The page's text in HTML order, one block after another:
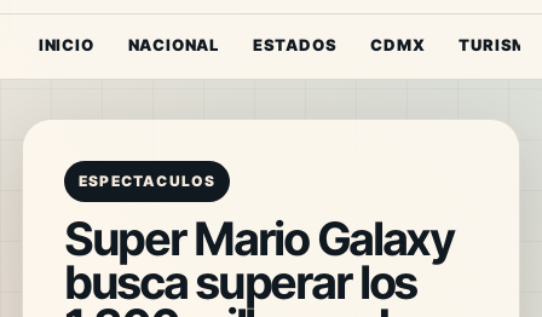
INICIO NACIONAL ESTADOS CDMX TURISMO
ESPECTACULOS
Super Mario Galaxy
busca superar los